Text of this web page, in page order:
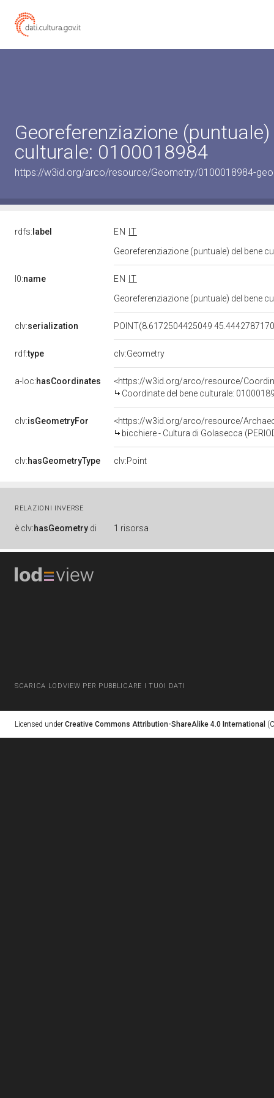
Georeferenziazione
culturale: 0100018984
https://w3id.org/arco/resource/Geometry/0100018984-
rdfs: label EN
IT
Georeferenziazione (puntuale) del bene
l0:name EN
IT
Georeferenziazione (puntuale) del bene
clv:serialization POINT(8.6172504425049
rdf:type clv:Geometry
a-loc:hasCoordinates
<https://w3id.org/arco/resource/
Coordinate del bene culturale:
clv:isGeometryFor
<https://w3id.org/arco/resource/
bicchiere - Cultura di Golasecca
clv:hasGeometryType clv:Point
RELAZIONI INVERSE
è clv:hasGeometry di 1 risorsa
SCARICA LODVIEW PER PUBBLICARE I TUOI DATI
Licensed under Creative Commons Attribution-ShareAlike 4.0 International